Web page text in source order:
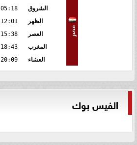
مصر
الشروق
05:18
الظهر
12:01
العصر
15:38
المغرب
18:43
العشاء
20:09
الفيس بوك